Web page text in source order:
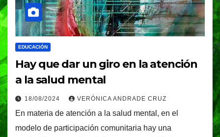
EDUCACIÓN
Hay que dar un giro en la atención
a la salud mental
18/08/2024 VERÓNICA ANDRADE CRUZ
En materia de atención a la salud mental, en el
modelo de participación comunitaria hay una